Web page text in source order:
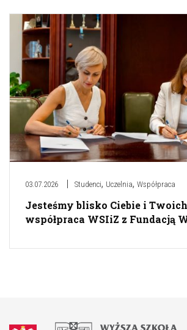
03.07.2026 Studenci, Uczelnia, Współpraca
Jesteśmy blisko Ciebie i
współpraca WSIiZ z Fundacją